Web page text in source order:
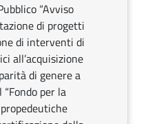
“Avviso
di progetti
di interventi di
all’acquisizione
di genere a
per la